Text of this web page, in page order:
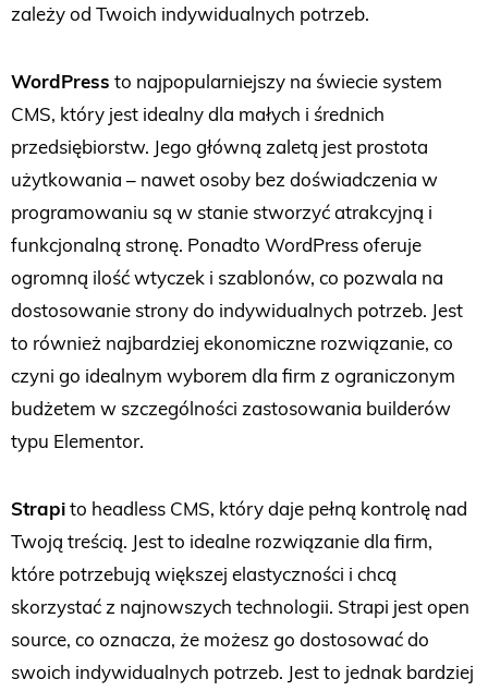
zależy od Twoich indywidualnych potrzeb.
WordPress to najpopularniejszy na świecie system
CMS, który jest idealny dla małych i średnich
przedsiębiorstw. Jego główną zaletą jest prostota
użytkowania – nawet osoby bez doświadczenia w
programowaniu są w stanie stworzyć atrakcyjną i
funkcjonalną stronę. Ponadto WordPress oferuje
ogromną ilość wtyczek i szablonów, co pozwala na
dostosowanie strony do indywidualnych potrzeb. Jest
to również najbardziej ekonomiczne rozwiązanie, co
czyni go idealnym wyborem dla firm z ograniczonym
budżetem w szczególności zastosowania builderów
typu Elementor.
Strapito headless CMS, który daje pełną kontrolę nad
Twoją treścią. Jest to idealne rozwiązanie dla firm,
które potrzebują większej elastyczności i chcą
skorzystać z najnowszych technologii. Strapi jest open
source, co oznacza, że możesz go dostosować do
swoich indywidualnych potrzeb. Jest to jednak bardziej